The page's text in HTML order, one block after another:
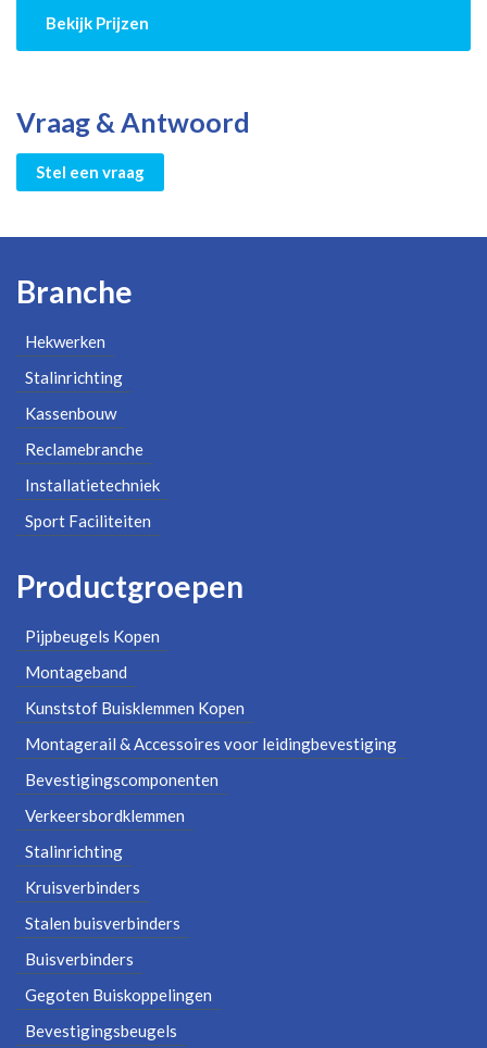
Bekijk Prijzen
Vraag & Antwoord
Stel een vraag
Branche
Hekwerken
Stalinrichting
Kassenbouw
Reclamebranche
Installatietechniek
Sport Faciliteiten
Productgroepen
Pijpbeugels Kopen
Montageband
Kunststof Buisklemmen Kopen
Montagerail & Accessoires voor leidingbevestiging
Bevestigingscomponenten
Verkeersbordklemmen
Stalinrichting
Kruisverbinders
Stalen buisverbinders
Buisverbinders
Gegoten Buiskoppelingen
Bevestigingsbeugels